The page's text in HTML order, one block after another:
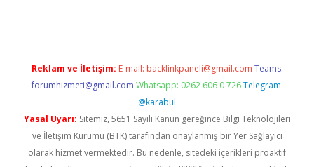
Reklam ve İletişim: E-mail: backlinkpaneli@gmail.com Teams:
forumhizmeti@gmail.com Whatsapp: 0262 606 0 726 Telegram:
@karabul
Yasal Uyarı: Sitemiz, 5651 Sayılı Kanun gereğince Bilgi Teknolojileri
ve İletişim Kurumu (BTK) tarafından onaylanmış bir Yer Sağlayıcı
olarak hizmet vermektedir. Bu nedenle, sitedeki içerikleri proaktif